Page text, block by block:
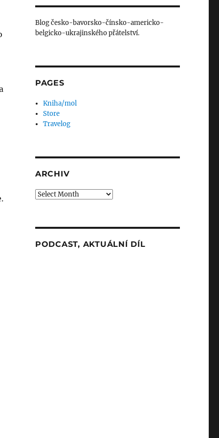
Blog česko-bavorsko-čínsko-americko-
belgicko-ukrajinského přátelství.
PAGES
Kniha/mol
Store
Travelog
ARCHIV
Archiv
PODCAST, AKTUÁLNÍ DÍL